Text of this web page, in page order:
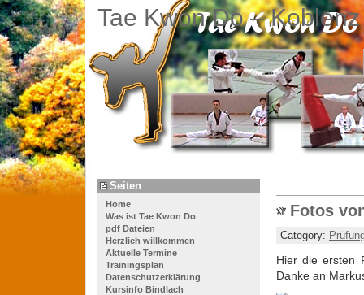
Tae Kwon Do –
Seiten
Home
Was ist Tae Kwon Do
pdf Dateien
Herzlich willkommen
Aktuelle Termine
Trainingsplan
Datenschutzerklärung
Kursinfo Bindlach
Fotos
Category:
Hier die ersten
Danke an